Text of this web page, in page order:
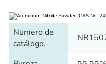
Número de
catálogo.